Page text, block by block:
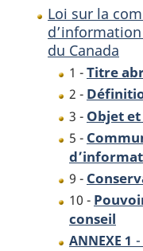
Loi sur la
du Canada
1 -Titre
2 -
3 - Objet
5 -
9 -
10 -
conseil
ANNEXE 1